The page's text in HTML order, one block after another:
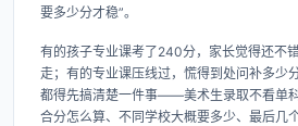
要多少分才稳”。
有的孩子专业课考了240分，家长觉得还不
走；有的专业课压线过，慌得到处问补多少
都得先搞清楚一件事——美术生录取不看单
合分怎么算、不同学校大概要多少、最后几